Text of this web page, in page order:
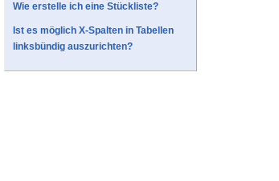
Wie erstelle ich eine Stückliste?
Ist es möglich X-Spalten in Tabellen
linksbündig auszurichten?